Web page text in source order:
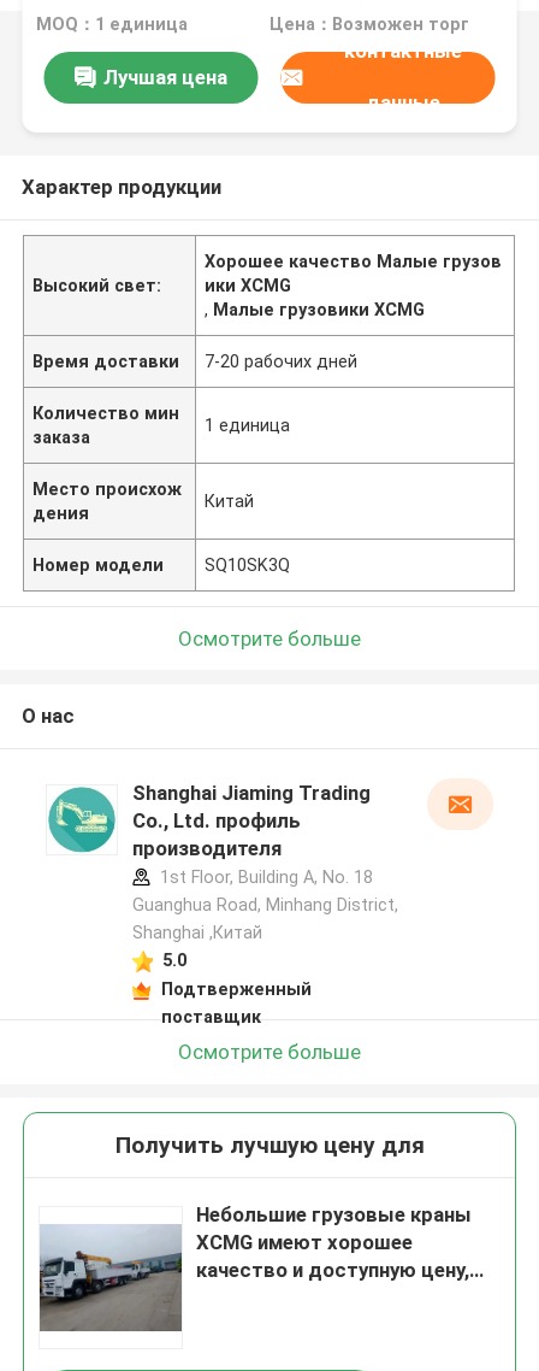
поставляются из Китая
MOQ：1 единица Цена：Возможен торг
Лучшая цена
контактные
данные
Характер продукции
Высокий свет:
Хорошее качество Малые грузов
ики XCMG
, Малые грузовики XCMG
Время доставки 7-20 рабочих дней
Количество мин
заказа
1 единица
Место происхож
дения
Китай
Номер модели SQ10SK3Q
Осмотрите больше
О нас
Shanghai Jiaming Trading
Co., Ltd. профиль
производителя
1st Floor, Building A, No. 18
Guanghua Road, Minhang District,
Shanghai ,Китай
5.0
Подтверженный
поставщик
Осмотрите больше
Получить лучшую цену для
Небольшие грузовые краны
XCMG имеют хорошее
качество и доступную цену,